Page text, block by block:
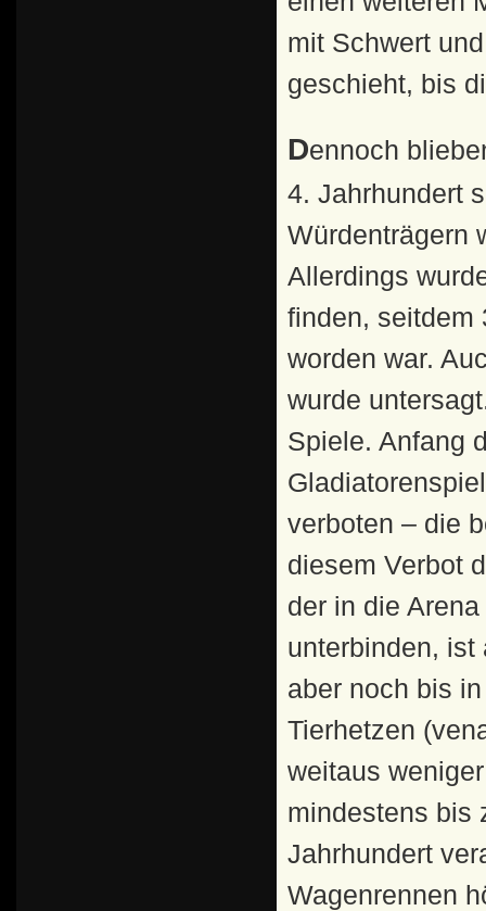
mit Schwert
geschieht, bis
Dennoch blieben Gladiatorenkämpfe (munera) im ganzen
4. Jahrhundert
Würdenträgern
Allerdings
finden, seitdem
worden war.
wurde
Spiele. Anfang
verboten – die
diesem Verbot
der in die
unterbinden, ist
aber noch bis
Tierhetzen
weitaus
mindestens bis
Jahrhundert
Wagenrennen